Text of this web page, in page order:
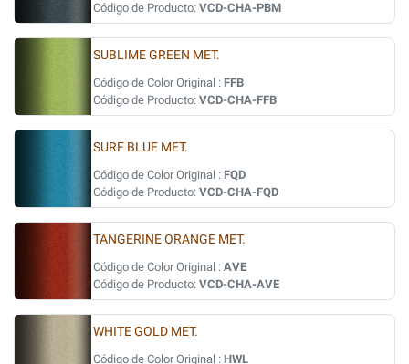
Código de Producto: VCD-CHA-PBM
SUBLIME GREEN MET.
Código de Color Original : FFB
Código de Producto: VCD-CHA-FFB
SURF BLUE MET.
Código de Color Original : FQD
Código de Producto: VCD-CHA-FQD
TANGERINE ORANGE MET.
Código de Color Original : AVE
Código de Producto: VCD-CHA-AVE
WHITE GOLD MET.
Código de Color Original : HWL